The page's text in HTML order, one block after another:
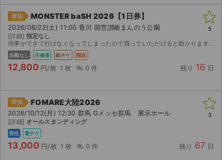
即決 MONSTER baSH 2026【1日券】
2026/08/22(土) 11:00 香川 国営讃岐まんのう公園
[詳細] 指定なし
用事ができて行けなくなってしまったので買っていただけると助かります。ご協力お願いします。
名義なし 主催者 紙チケ 郵送
12,800 円/枚 1 枚 0 件 残り 16 日
5
即決 FOMARE大陸2026
2026/10/12(月) 12:30 群馬 Gメッセ群馬 展示ホール
[詳細] オールスタンディング
男性 電チケ
13,000 円/枚 1 枚 0 件 残り 67 日
3